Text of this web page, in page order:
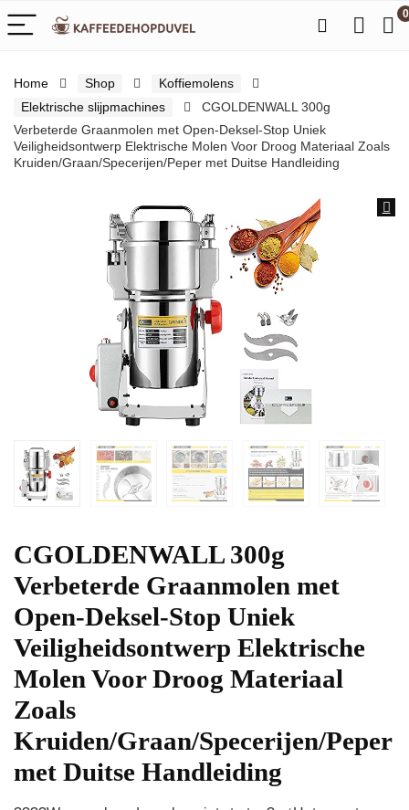
0
Home Shop
Koffiemolens
Elektrische slijpmachines
CGOLDENWALL 300g
Verbeterde Graanmolen met Open-Deksel-Stop Uniek
Veiligheidsontwerp Elektrische Molen Voor Droog Materiaal Zoals
Kruiden/Graan/Specerijen/Peper met Duitse Handleiding
CGOLDENWALL 300g
Verbeterde Graanmolen met
Open-Deksel-Stop Uniek
Veiligheidsontwerp Elektrische
Molen Voor Droog Materiaal
Zoals
Kruiden/Graan/Specerijen/Peper
met Duitse Handleiding